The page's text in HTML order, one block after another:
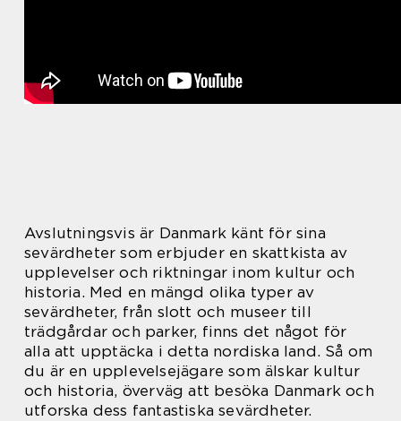
Avslutningsvis är Danmark känt för sina
sevärdheter som erbjuder en skattkista av
upplevelser och riktningar inom kultur och
historia. Med en mängd olika typer av
sevärdheter, från slott och museer till
trädgårdar och parker, finns det något för
alla att upptäcka i detta nordiska land. Så om
du är en upplevelsejägare som älskar kultur
och historia, överväg att besöka Danmark och
utforska dess fantastiska sevärdheter.